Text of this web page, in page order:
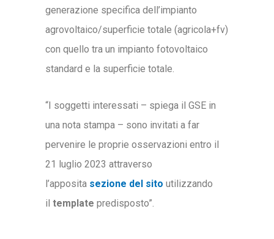
generazione specifica dell’impianto
agrovoltaico/superficie totale (agricola+fv)
con quello tra un impianto fotovoltaico
standard e la superficie totale.
“I soggetti interessati – spiega il GSE in
una nota stampa – sono invitati a far
pervenire le proprie osservazioni entro il
21 luglio 2023 attraverso
l’apposita sezione del sito utilizzando
il template predisposto”.